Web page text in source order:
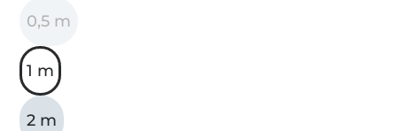
0,5 m
1 m
2 m